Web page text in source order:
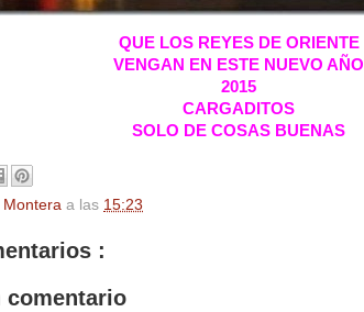
QUE LOS REYES DE ORIENTE
VENGAN EN ESTE NUEVO AÑO
2015
CARGADITOS
SOLO DE COSAS BUENAS
Montera a las 15:23
:
comentario